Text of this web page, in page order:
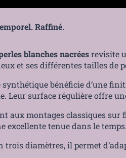
Raffiné.
blanches nacréesrevisite
et ses différentes tailles de
synthétique bénéficie d’une
Leur surface régulière offre
aux montages classiques sur
excellente tenue dans le
trois diamètres, il permet